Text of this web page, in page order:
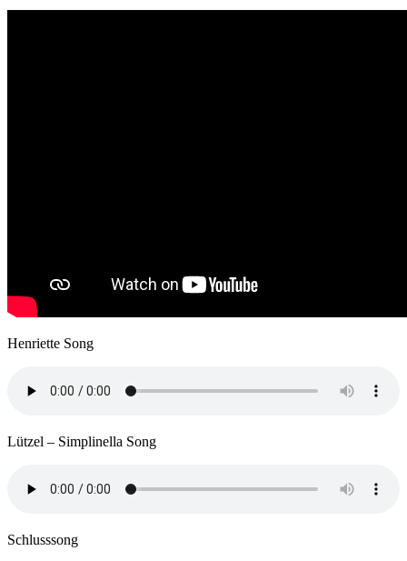
Henriette Song
Lützel – Simplinella Song
Schlusssong